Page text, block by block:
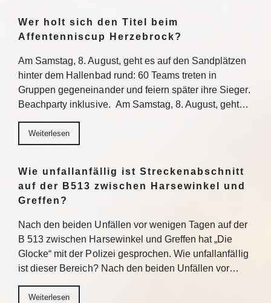
Wer holt sich den Titel beim
Affentenniscup Herzebrock?
Am Samstag, 8. August, geht es auf den Sandplätzen
hinter dem Hallenbad rund: 60 Teams treten in
Gruppen gegeneinander und feiern später ihre Sieger.
Beachparty inklusive. Am Samstag, 8. August, geht…
Weiterlesen
Wie unfallanfällig ist Streckenabschnitt
auf der B513 zwischen Harsewinkel und
Greffen?
Nach den beiden Unfällen vor wenigen Tagen auf der
B 513 zwischen Harsewinkel und Greffen hat „Die
Glocke“ mit der Polizei gesprochen. Wie unfallanfällig
ist dieser Bereich? Nach den beiden Unfällen vor…
Weiterlesen